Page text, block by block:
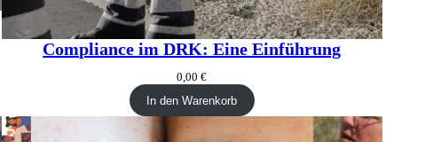
Compliance im DRK: Eine Einführung
0,00€
In den Warenkorb